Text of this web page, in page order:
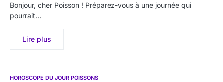
Bonjour, cher Poisson ! Préparez-vous à une journée qui
pourrait…
Lire plus
HOROSCOPE DU JOUR POISSONS